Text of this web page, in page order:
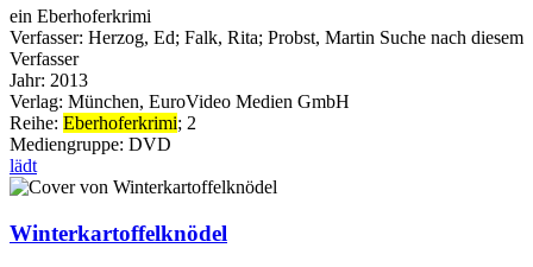
ein Eberhoferkrimi
Verfasser: Herzog, Ed; Falk, Rita; Probst, Martin Suche nach diesem
Verfasser
Jahr: 2013
Verlag: München, EuroVideo Medien GmbH
Reihe: Eberhoferkrimi; 2
Mediengruppe: DVD
lädt
Winterkartoffelknödel